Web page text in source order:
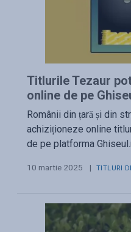
Titlurile Tezaur
online de pe
Românii din țară și din
achiziționeze online
de pe platforma
10 martie 2025 | TITLURI